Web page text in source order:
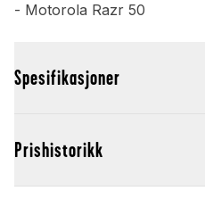
- Motorola Razr 50
Spesifikasjoner
Prishistorikk